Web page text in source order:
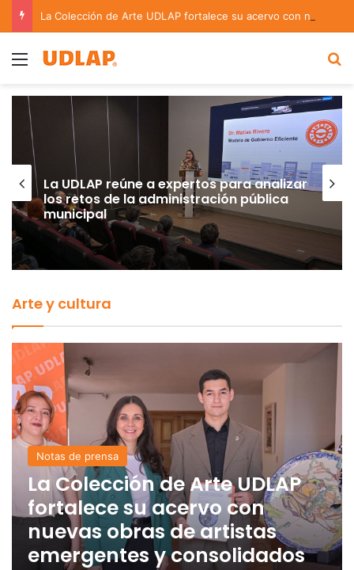
Menu
La UDLAP reúne a expertos para analizar
los retos de la administración pública
municipal
Arte y cultura
Notas de prensa
La Colección de Arte UDLAP
fortalece su acervo con
nuevas obras de artistas
emergentes y consolidados